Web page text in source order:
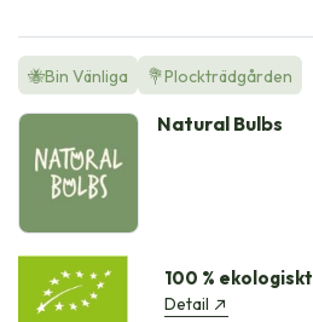
🐝Bin Vänliga 💐Plockträdgården
Natural Bulbs
100 % ekologiskt
Detail